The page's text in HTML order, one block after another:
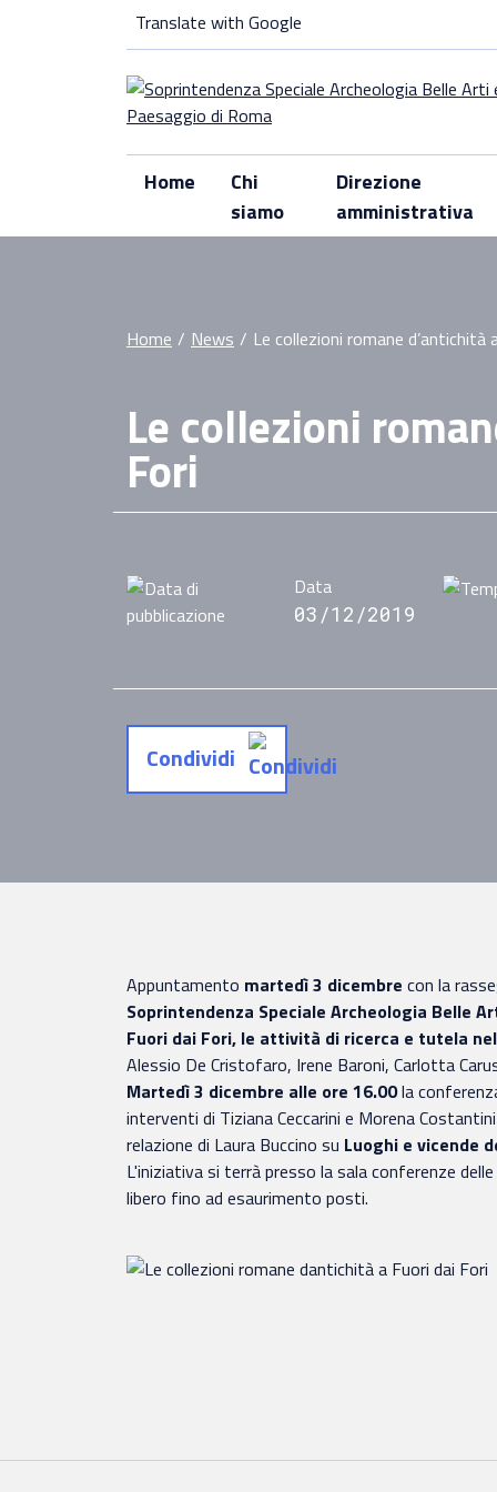
Translate with Google
Home
Chi
siamo
Direzione
amministrativa
Home / News / Le collezioni romane d’antichità
Le collezioni
Fori
Data
03/12/2019
Condividi
Appuntamento martedì 3 dicembre con la
Soprintendenza Speciale Archeologia Belle
Fuori dai Fori, le attività di ricerca e tutela
Alessio De Cristofaro, Irene Baroni, Carlotta
Martedì 3 dicembre alle ore 16.00la
interventi di Tiziana Ceccarini e Morena
relazione di Laura Buccino su Luoghi e vicende
L'iniziativa si terrà presso la sala conferenze
libero fino ad esaurimento posti.